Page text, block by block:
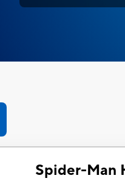
Spider-Man